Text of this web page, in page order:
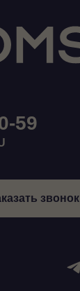
59
звонок